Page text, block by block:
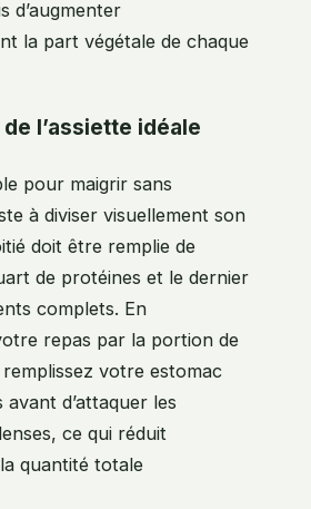
d’augmenter
la part végétale de chaque
l’assiette idéale
pour maigrir sans
à diviser visuellement son
doit être remplie de
de protéines et le dernier
complets. En
repas par la portion de
votre estomac
d’attaquer les
ce qui réduit
quantité totale